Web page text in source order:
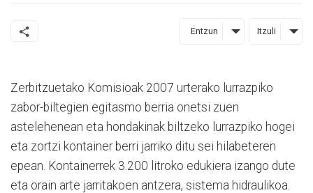
Entzun Itzuli
Zerbitzuetako Komisioak 2007 urterako lurrazpiko
zabor-biltegien egitasmo berria onetsi zuen
astelehenean eta hondakinak biltzeko lurrazpiko hogei
eta zortzi kontainer berri jarriko ditu sei hilabeteren
epean. Kontainerrek 3.200 litroko edukiera izango dute
eta orain arte jarritakoen antzera, sistema hidraulikoa.